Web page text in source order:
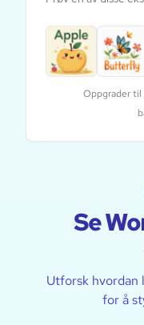
Oppgrader til
Se
Utforsk
for å